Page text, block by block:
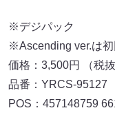
※デジパック
※Ascending ver.は初
価格：3,500円 （税
品番：YRCS-95127
POS：457148759